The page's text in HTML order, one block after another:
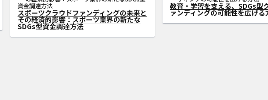
アートクラウドファンディングの成功法
則：アーティストがSDGs型資金調達を加
速させる方法
書籍出版を成功させるためのク
ンディング活用法：初心者から
践できる成功の秘訣